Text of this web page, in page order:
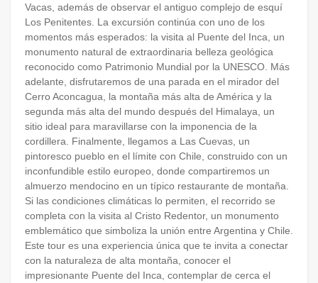
Vacas, además de observar el antiguo complejo de esquí
Los Penitentes. La excursión continúa con uno de los
momentos más esperados: la visita al Puente del Inca, un
monumento natural de extraordinaria belleza geológica
reconocido como Patrimonio Mundial por la UNESCO. Más
adelante, disfrutaremos de una parada en el mirador del
Cerro Aconcagua, la montaña más alta de América y la
segunda más alta del mundo después del Himalaya, un
sitio ideal para maravillarse con la imponencia de la
cordillera. Finalmente, llegamos a Las Cuevas, un
pintoresco pueblo en el límite con Chile, construido con un
inconfundible estilo europeo, donde compartiremos un
almuerzo mendocino en un típico restaurante de montaña.
Si las condiciones climáticas lo permiten, el recorrido se
completa con la visita al Cristo Redentor, un monumento
emblemático que simboliza la unión entre Argentina y Chile.
Este tour es una experiencia única que te invita a conectar
con la naturaleza de alta montaña, conocer el
impresionante Puente del Inca, contemplar de cerca el